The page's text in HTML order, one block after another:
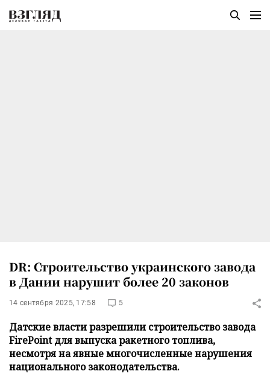
DR: Строительство украинского завода
в Дании нарушит более 20 законов
14 сентября 2025, 17:58 5
Датские власти разрешили строительство завода
FirePoint для выпуска ракетного топлива,
несмотря на явные многочисленные нарушения
национального законодательства.